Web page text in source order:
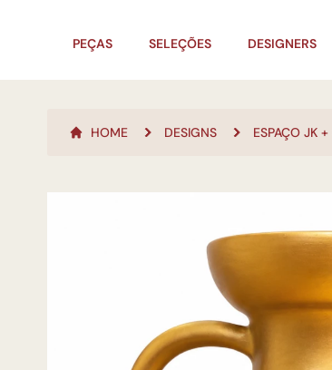
PEÇAS SELEÇÕES DESIGNERS
HOME DESIGNS ESPAÇO JK